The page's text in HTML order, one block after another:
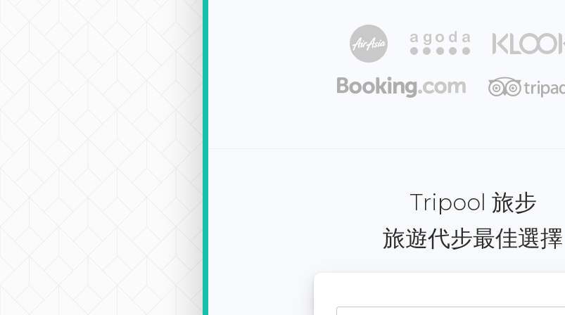
Tripool 旅步
旅遊代步最佳選擇